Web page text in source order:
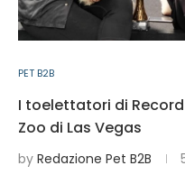
PET B2B
I toelettatori di
Zoo di Las Vegas
by Redazione Pet B2B